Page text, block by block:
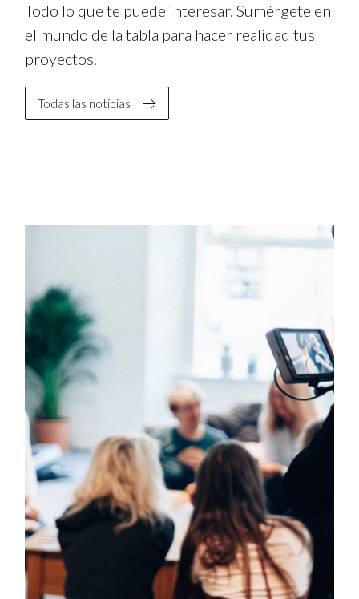
Todo lo que te puede interesar. Sumérgete en
el mundo de la tabla para hacer realidad tus
proyectos.
Todas las noticias